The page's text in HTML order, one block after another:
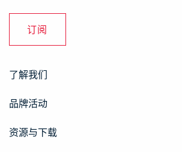
订阅
了解我们
品牌活动
资源与下载